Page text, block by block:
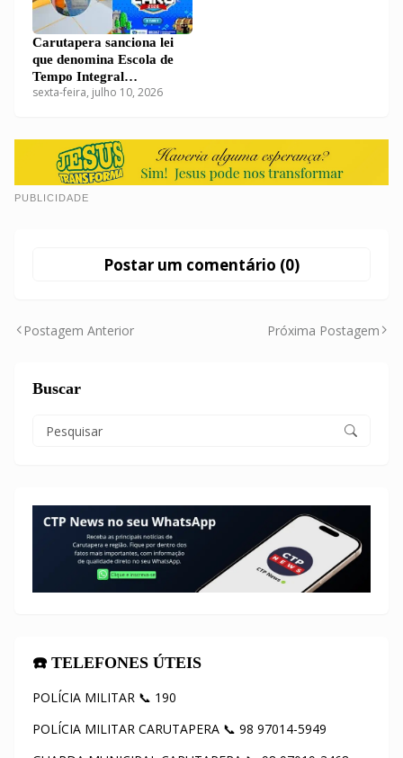
Carutapera sanciona lei
que denomina Escola de
Tempo Integral
Monsenhor Mário Racca e
sexta-feira, julho 10, 2026
PUBLICIDADE
Postar um comentário (0)
Postagem Anterior Próxima Postagem
Buscar
☎️ TELEFONES ÚTEIS
POLÍCIA MILITAR 📞 190
POLÍCIA MILITAR CARUTAPERA 📞 98 97014-5949